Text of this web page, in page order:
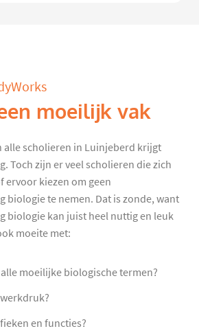
moeilijk vak
alle scholieren in Luinjeberd krijgt
Toch zijn er veel scholieren die zich
ervoor kiezen om geen
biologie te nemen. Dat is zonde, want
biologie kan juist heel nuttig en leuk
moeite met:
moeilijke biologische termen?
en functies?